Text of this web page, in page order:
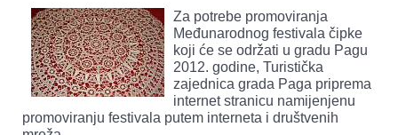
Za potrebe promoviranja
Međunarodnog festivala čipke
koji će se održati u gradu Pagu
2012. godine, Turistička
zajednica grada Paga priprema
internet stranicu namijenjenu
promoviranju festivala putem interneta i društvenih